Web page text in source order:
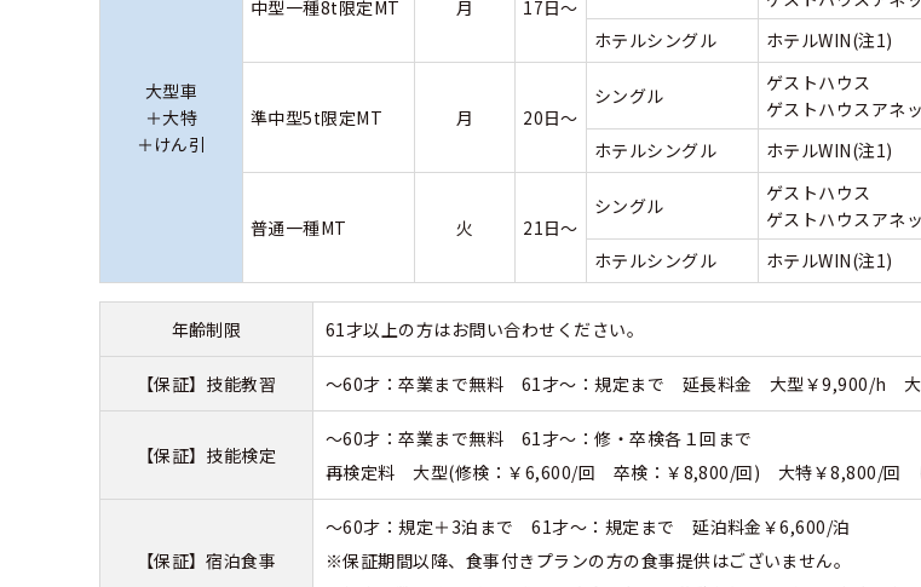
大型車
＋大特
＋けん引
中型一種8t限定MT 月 17日～
ホテルシングル ホテルWIN(注1)
準中型5t限定MT 月 20日～
シングル
ゲストハウス
ゲストハウスアネ
ホテルシングル ホテルWIN(注1)
普通一種MT 火 21日～
シングル
ゲストハウス
ゲストハウスアネ
ホテルシングル ホテルWIN(注1)
年齢制限 61才以上の方はお問い合わせください。
【保証】技能教習 ～60才：卒業まで無料 61才～：規定まで 延長料金 大型￥9,900/h
【保証】技能検定
～60才：卒業まで無料 61才～：修・卒検各１回まで
再検定料 大型(修検：￥6,600/回 卒検：￥8,800/回) 大特￥8,800/回
【保証】宿泊食事
～60才：規定＋3泊まで 61才～：規定まで 延泊料金￥6,600/泊
※保証期間以降、食事付きプランの方の食事提供はございません。